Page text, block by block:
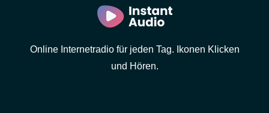
Online Internetradio für jeden Tag. Ikonen Klicken
und Hören.